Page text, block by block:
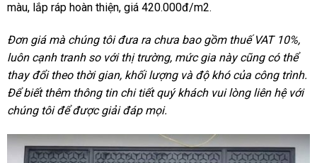
màu, lắp ráp hoàn thiện, giá 420.000đ/m2.
Đơn giá mà chúng tôi đưa ra chưa bao gồm thuế VAT 10%,
luôn cạnh tranh so với thị trường, mức gia này cũng có thể
thay đổi theo thời gian, khối lượng và độ khó của công trình.
Để biết thêm thông tin chi tiết quý khách vui lòng liên hệ với
chúng tôi để được giải đáp mọi.